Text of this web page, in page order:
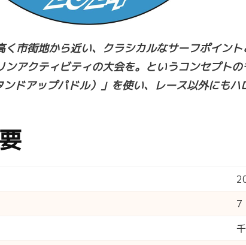
く市街地から近い、クラシカルなサーフポイン
ンアクティビティの大会を。というコンセプト
ンドアップパドル）」を使い、レース以外にも
7